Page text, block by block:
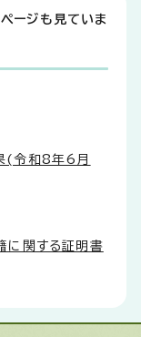
ージも見ていま
(令和8年6月
に関する証明書